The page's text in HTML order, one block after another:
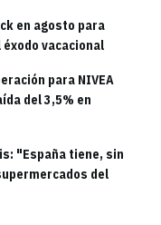
en agosto para
vacacional
para NIVEA
del 3,5% en
"España tiene, sin
del